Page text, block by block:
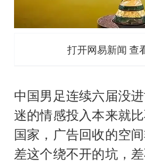
打开网易新闻 查
中国男足连续六届没
迷的情感投入本来就
国家，广告回收的空
差这个绕不开的坑，